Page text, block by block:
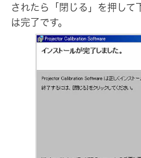
されたら「閉じる」を押して
は完了です。